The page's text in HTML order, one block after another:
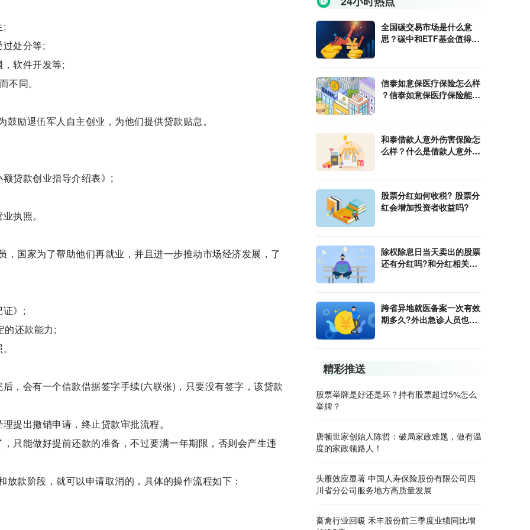
;
处分等;
软件开发等;
不同。
励退伍军人自主创业，为他们提供贷款贴息。
贷款创业指导介绍表》;
执照。
国家为了帮助他们再就业，并且进一步推动市场经济发展，了
》;
的还款能力;
，会有一个借款借据签字手续(六联张)，只要没有签字，该贷款
提出撤销申请，终止贷款审批流程。
只能做好提前还款的准备，不过要满一年期限，否则会产生违
款阶段，就可以申请取消的，具体的操作流程如下：
全国碳交易市场是什么意
思？碳中和ETF基金值得入
信泰如意保医疗保险怎么样
？信泰如意保医疗保险能报
和泰借款人意外伤害保险怎
么样？什么是借款人意外伤
股票分红如何收税? 股票分
红会增加投资者收益吗?
除权除息日当天卖出的股票
还有分红吗?和分红相关的
跨省异地就医备案一次有效
期多久?外出急诊人员也需
精彩推送
股票举牌是好还是坏？持有股票超过5%怎么
举牌？
唐顿世家创始人陈哲：破局家政难题，做有温
度的家政领路人！
头雁效应显著 中国人寿保险股份有限公司四
川省分公司服务地方高质量发展
畜禽行业回暖 禾丰股份前三季度业绩同比增